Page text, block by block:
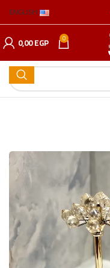
ENGLISH
0
0,00EGP